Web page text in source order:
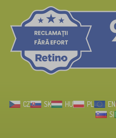
CZ SK HU PL EN
SI